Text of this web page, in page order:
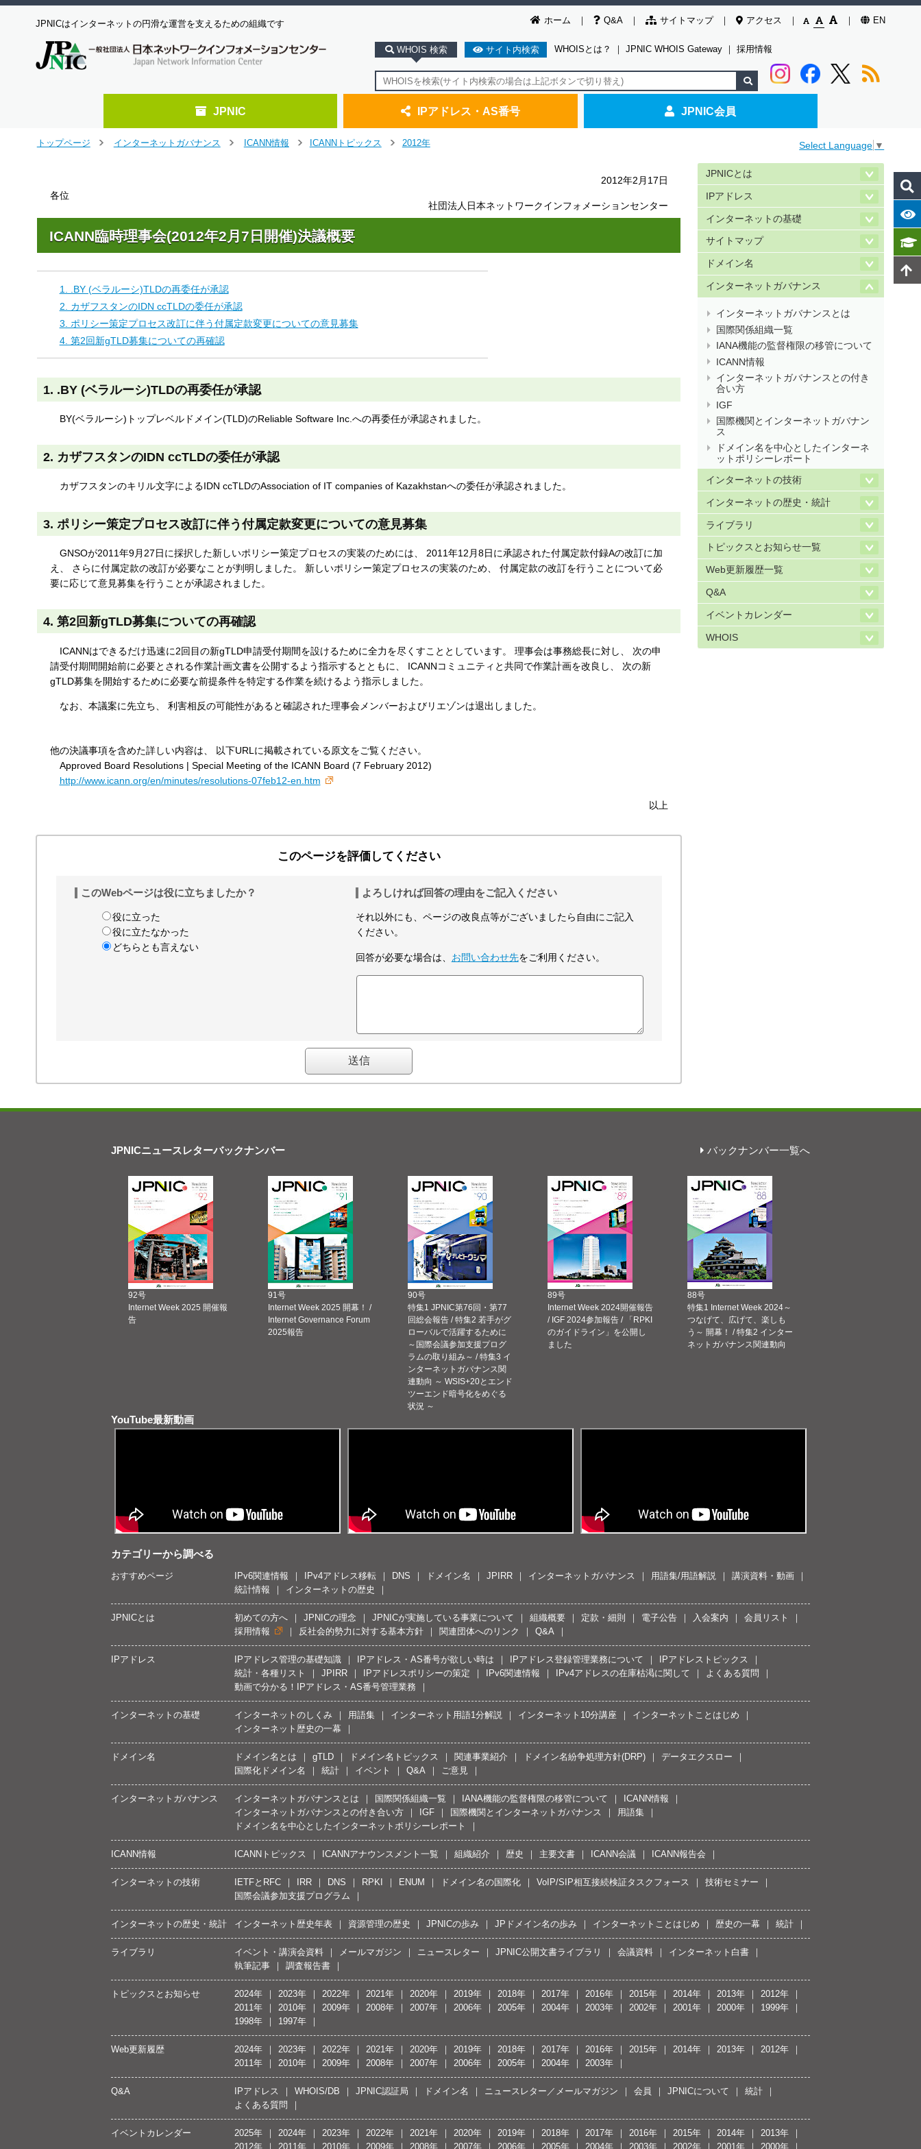
ホーム Q&A サイトマップ アクセス EN
JPNICはインターネットの円滑な運営を支えるための組織です
WHOIS 検索 サイト内検索 WHOISとは？ ｜ JPNIC WHOIS Gateway ｜ 採用情報
JPNIC IPアドレス・AS番号 JPNIC会員
トップページ
インターネットガバナンス
ICANN情報
ICANNトピックス
2012年 Select Language ▼
2012年2月17日
各位
社団法人日本ネットワークインフォメーションセンター
ICANN臨時理事会(2012年2月7日開催)決議概要
1. .BY (ベラルーシ)TLDの再委任が承認
2. カザフスタンのIDN ccTLDの委任が承認
3. ポリシー策定プロセス改訂に伴う付属定款変更についての意見募集
4. 第2回新gTLD募集についての再確認
1. .BY (ベラルーシ)TLDの再委任が承認
BY(ベラルーシ)トップレベルドメイン(TLD)のReliable Software Inc.への再委任が承認されました。
2. カザフスタンのIDN ccTLDの委任が承認
カザフスタンのキリル文字によるIDN ccTLDのAssociation of IT companies of Kazakhstanへの委任が承認されました。
3. ポリシー策定プロセス改訂に伴う付属定款変更についての意見募集
GNSOが2011年9月27日に採択した新しいポリシー策定プロセスの実装のためには、 2011年12月8日に承認された付属定款付録Aの改訂に加
え、 さらに付属定款の改訂が必要なことが判明しました。 新しいポリシー策定プロセスの実装のため、 付属定款の改訂を行うことについて必
要に応じて意見募集を行うことが承認されました。
4. 第2回新gTLD募集についての再確認
ICANNはできるだけ迅速に2回目の新gTLD申請受付期間を設けるために全力を尽くすこととしています。 理事会は事務総長に対し、 次の申
請受付期間開始前に必要とされる作業計画文書を公開するよう指示するとともに、 ICANNコミュニティと共同で作業計画を改良し、 次の新
gTLD募集を開始するために必要な前提条件を特定する作業を続けるよう指示しました。
なお、本議案に先立ち、 利害相反の可能性があると確認された理事会メンバーおよびリエゾンは退出しました。
他の決議事項を含めた詳しい内容は、 以下URLに掲載されている原文をご覧ください。
Approved Board Resolutions | Special Meeting of the ICANN Board (7 February 2012)
http://www.icann.org/en/minutes/resolutions-07feb12-en.htm
以上
JPNICとは
IPアドレス
インターネットの基礎
サイトマップ
ドメイン名
インターネットガバナンス
インターネットガバナンスとは
国際関係組織一覧
IANA機能の監督権限の移管について
ICANN情報
インターネットガバナンスとの付き
合い方
IGF
国際機関とインターネットガバナン
ス
ドメイン名を中心としたインターネ
ットポリシーレポート
インターネットの技術
インターネットの歴史・統計
ライブラリ
トピックスとお知らせ一覧
Web更新履歴一覧
Q&A
イベントカレンダー
WHOIS
このページを評価してください
このWebページは役に立ちましたか？
役に立った
役に立たなかった
どちらとも言えない
よろしければ回答の理由をご記入ください
それ以外にも、ページの改良点等がございましたら自由にご記入
ください。
回答が必要な場合は、 お問い合わせ先をご利用ください。
JPNICニュースレターバックナンバー バックナンバー一覧へ
92号
Internet Week 2025 開催報
告
91号
Internet Week 2025 開幕！ /
Internet Governance Forum
2025報告
90号
特集1 JPNIC第76回・第77
回総会報告 / 特集2 若手がグ
ローバルで活躍するために
～国際会議参加支援プログ
ラムの取り組み～ / 特集3 イ
ンターネットガバナンス関
連動向 ～ WSIS+20とエンド
ツーエンド暗号化をめぐる
状況 ～
89号
Internet Week 2024開催報告
/ IGF 2024参加報告 / 「RPKI
のガイドライン」を公開し
ました
88号
特集1 Internet Week 2024～
つなげて、広げて、楽しも
う～ 開幕！ / 特集2 インター
ネットガバナンス関連動向
YouTube最新動画
カテゴリーから調べる
おすすめページ IPv6関連情報 IPv4アドレス移転 DNS ドメイン名 JPIRR インターネットガバナンス 用語集/用語解説
講演資料・動画
統計情報
インターネットの歴史
JPNICとは 初めての方へ JPNICの理念 JPNICが実施している事業について 組織概要 定款・細則 電子公告 入会案内
会員リスト
採用情報
反社会的勢力に対する基本方針 関連団体へのリンク Q&A
IPアドレス IPアドレス管理の基礎知識 IPアドレス・AS番号が欲しい時は IPアドレス登録管理業務について
IPアドレストピックス
統計・各種リスト
JPIRR IPアドレスポリシーの策定 IPv6関連情報 IPv4アドレスの在庫枯渇に関して
よくある質問
動画で分かる！IPアドレス・AS番号管理業務
インターネットの基礎 インターネットのしくみ 用語集 インターネット用語1分解説 インターネット10分講座
インターネットことはじめ
インターネット歴史の一幕
ドメイン名 ドメイン名とは gTLD ドメイン名トピックス 関連事業紹介 ドメイン名紛争処理方針(DRP)
データエクスロー
国際化ドメイン名
統計 イベント Q&A ご意見
インターネットガバナンス インターネットガバナンスとは 国際関係組織一覧 IANA機能の監督権限の移管について
ICANN情報
インターネットガバナンスとの付き合い方
IGF 国際機関とインターネットガバナンス
用語集
ドメイン名を中心としたインターネットポリシーレポート
ICANN情報 ICANNトピックス ICANNアナウンスメント一覧 組織紹介 歴史 主要文書 ICANN会議 ICANN報告会
インターネットの技術 IETFとRFC IRR DNS RPKI ENUM ドメイン名の国際化 VoIP/SIP相互接続検証タスクフォース
技術セミナー
国際会議参加支援プログラム
インターネットの歴史・統計 インターネット歴史年表 資源管理の歴史 JPNICの歩み JPドメイン名の歩み インターネットことはじめ 歴史の一幕 統計
ライブラリ イベント・講演会資料 メールマガジン ニュースレター JPNIC公開文書ライブラリ 会議資料
インターネット白書
執筆記事
調査報告書
トピックスとお知らせ 2024年 2023年 2022年 2021年 2020年 2019年 2018年 2017年 2016年 2015年 2014年 2013年
2012年
2011年
2010年 2009年 2008年 2007年 2006年 2005年 2004年 2003年 2002年 2001年 2000年
1999年
1998年
1997年
Web更新履歴 2024年 2023年 2022年 2021年 2020年 2019年 2018年 2017年 2016年 2015年 2014年 2013年
2012年
2011年
2010年 2009年 2008年 2007年 2006年 2005年 2004年 2003年
Q&A IPアドレス WHOIS/DB JPNIC認証局 ドメイン名 ニュースレター／メールマガジン 会員 JPNICについて
統計
よくある質問
イベントカレンダー 2025年 2024年 2023年 2022年 2021年 2020年 2019年 2018年 2017年 2016年 2015年 2014年
2013年
2012年
2011年 2010年 2009年 2008年 2007年 2006年 2005年 2004年 2003年 2002年 2001年 2000年